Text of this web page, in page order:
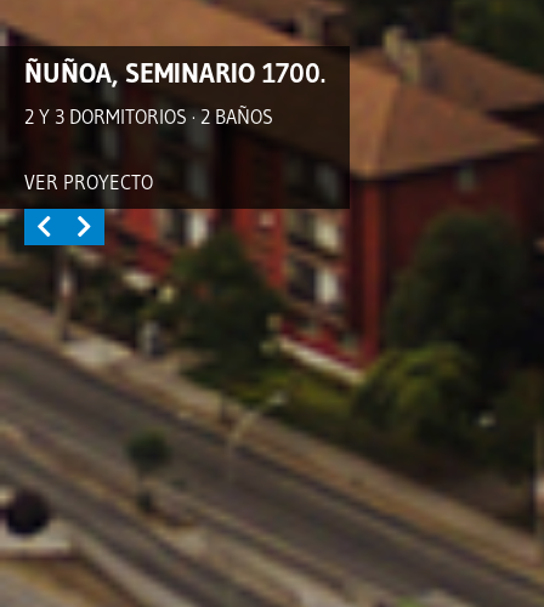
ÑUÑOA, SEMINARIO 1700.
2 Y 3 DORMITORIOS · 2 BAÑOS
VER PROYECTO